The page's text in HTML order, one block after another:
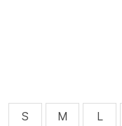
S
M L